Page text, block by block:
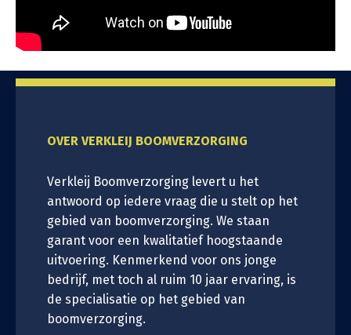
OVER VERKLEIJ BOOMVERZORGING
Verkleij Boomverzorging levert u het
antwoord op iedere vraag die u stelt op het
gebied van boomverzorging. We staan
garant voor een kwalitatief hoogstaande
uitvoering. Kenmerkend voor ons jonge
bedrijf, met toch al ruim 10 jaar ervaring, is
de specialisatie op het gebied van
boomverzorging.